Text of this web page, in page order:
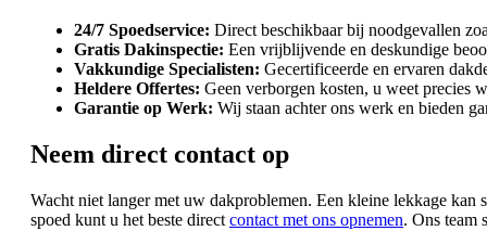
24/7 Spoedservice: Direct beschikbaar bij noodgevallen
Gratis Dakinspectie: Een vrijblijvende en deskundige
Vakkundige Specialisten: Gecertificeerde en ervaren
Heldere Offertes: Geen verborgen kosten, u weet precies
Garantie op Werk: Wij staan achter ons werk en bieden
Neem direct contact op
Wacht niet langer met uw dakproblemen. Een kleine lekkage kan
spoed kunt u het beste direct contact met ons opnemen. Ons team